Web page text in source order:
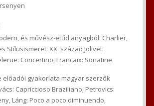
és művész-etűd anyagból: Charlier,
Stílusismeret: XX. század Jolivet:
Concertino, Francaix: Sonatine
előadói gyakorlata magyar szerzők
Capriccioso Braziliano; Petrovics:
Láng: Poco a poco diminuendo,